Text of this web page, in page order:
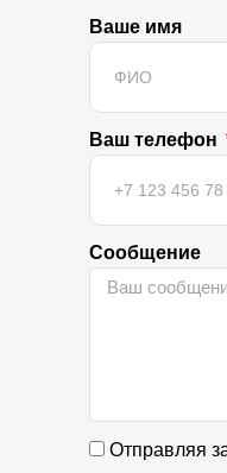
Ваше имя
Ваш телефон
Сообщение
Отправляя